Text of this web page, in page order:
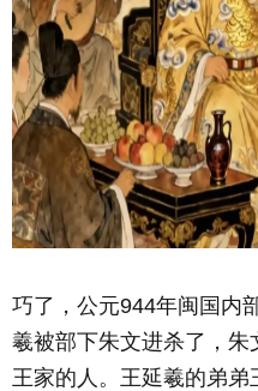
巧了，公元944年闽国内
羲被部下朱文进杀了，
王家的人。王延羲的弟